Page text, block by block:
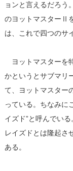
ョンと言えるだろう
のヨットマスターⅡ
は、これで四つのサ
ヨットマスターを
かというとサブマリ
て、ヨットマスター
っている。ちなみに
イズド”と呼んでい
レイズドとは隆起さ
ある。